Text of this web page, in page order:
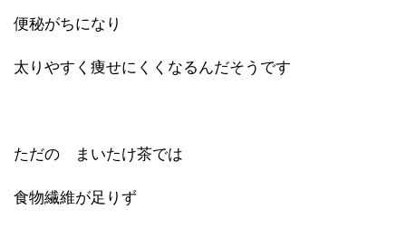
便秘がちになり
太りやすく痩せにくくなるんだそうです
ただの まいたけ茶では
食物繊維が足りず